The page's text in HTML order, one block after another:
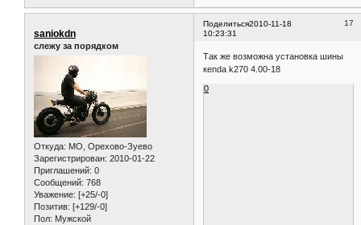
Поделиться 17
2010-11-18
10:23:31
saniokdn
слежу за порядком
Откуда: МО, Орехово-Зуево
Зарегистрирован: 2010-01-22
Приглашений: 0
Сообщений: 768
Уважение: [+25/-0]
Позитив: [+129/-0]
Пол: Мужской
Так же возможна установка шины
кenda k270 4.00-18
0